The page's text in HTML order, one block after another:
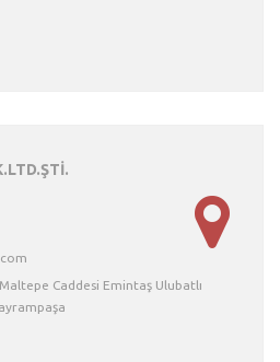
Caddesi Emintaş Ulubatlı